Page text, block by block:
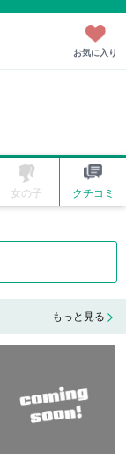
お気に入り
女の子 クチコミ
もっと見る